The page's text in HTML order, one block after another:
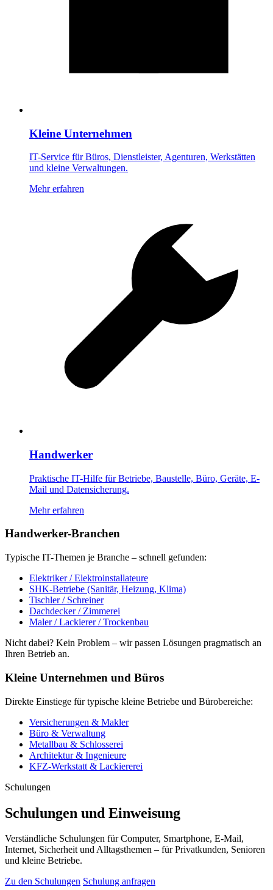
Kleine Unternehmen
IT-Service für Büros, Dienstleister, Agenturen, Werkstätten
und kleine Verwaltungen.
Mehr erfahren
Handwerker
Praktische IT-Hilfe für Betriebe, Baustelle, Büro, Geräte, E-
Mail und Datensicherung.
Mehr erfahren
Handwerker-Branchen
Typische IT-Themen je Branche – schnell gefunden:
Elektriker / Elektroinstallateure
SHK-Betriebe (Sanitär, Heizung, Klima)
Tischler / Schreiner
Dachdecker / Zimmerei
Maler / Lackierer / Trockenbau
Nicht dabei? Kein Problem – wir passen Lösungen pragmatisch an
Ihren Betrieb an.
Kleine Unternehmen und Büros
Direkte Einstiege für typische kleine Betriebe und Bürobereiche:
Versicherungen & Makler
Büro & Verwaltung
Metallbau & Schlosserei
Architektur & Ingenieure
KFZ-Werkstatt & Lackiererei
Schulungen
Schulungen und Einweisung
Verständliche Schulungen für Computer, Smartphone, E-Mail,
Internet, Sicherheit und Alltagsthemen – für Privatkunden, Senioren
und kleine Betriebe.
Zu den Schulungen Schulung anfragen